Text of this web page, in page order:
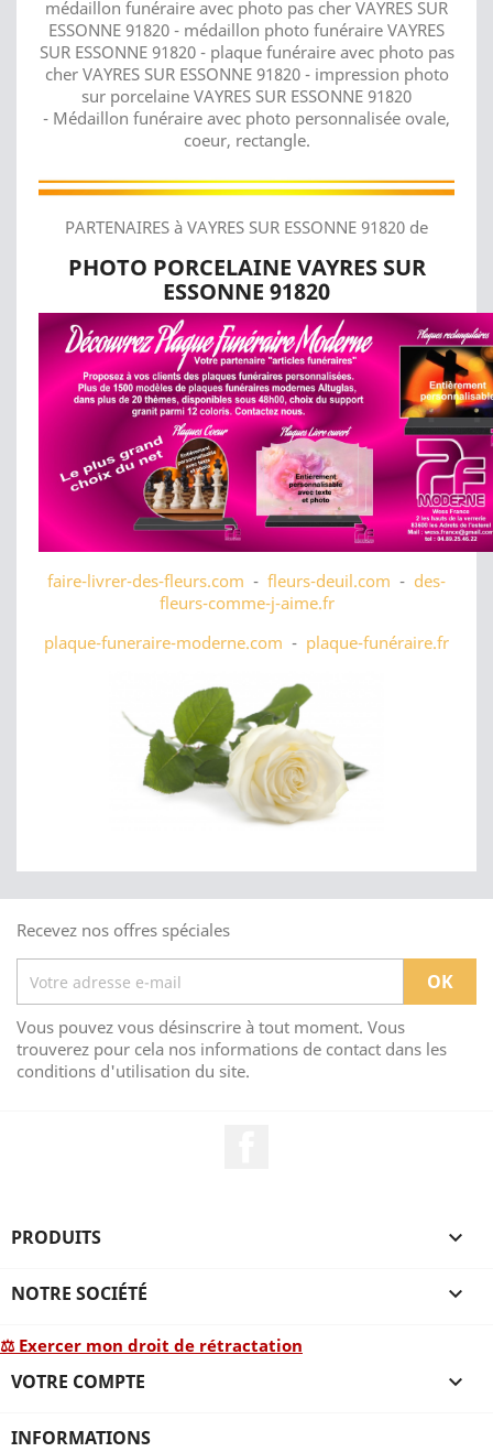
médaillon funéraire avec photo pas cher VAYRES SUR
ESSONNE 91820 - médaillon photo funéraire VAYRES
SUR ESSONNE 91820 - plaque funéraire avec photo pas
cher VAYRES SUR ESSONNE 91820 - impression photo
sur porcelaine VAYRES SUR ESSONNE 91820
- Médaillon funéraire avec photo personnalisée ovale,
coeur, rectangle.
PARTENAIRES à VAYRES SUR ESSONNE 91820 de
PHOTO PORCELAINE VAYRES SUR
ESSONNE 91820
faire-livrer-des-fleurs.com - fleurs-deuil.com - des-
fleurs-comme-j-aime.fr
plaque-funeraire-moderne.com - plaque-funéraire.fr
Recevez nos offres spéciales
Vous pouvez vous désinscrire à tout moment. Vous
trouverez pour cela nos informations de contact dans les
conditions d'utilisation du site.
PRODUITS 
NOTRE SOCIÉTÉ 
⚖ Exercer mon droit de rétractation
VOTRE COMPTE 
INFORMATIONS